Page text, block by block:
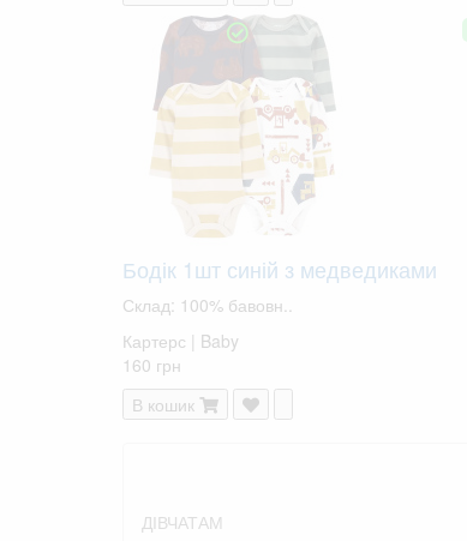
Бодік 1шт синій з медведиками
Склад: 100% бавовн..
Картерс | Baby
160 грн
В кошик
ДІВЧАТАМ